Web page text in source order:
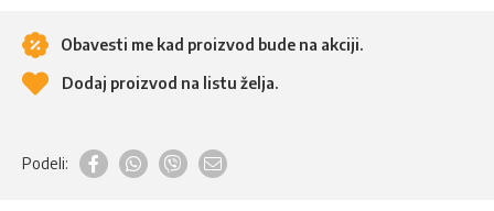
Obavesti me kad proizvod bude na akciji.
Dodaj proizvod na listu želja.
Podeli: